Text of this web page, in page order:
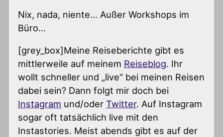
Nix, nada, niente… Außer Workshops im
Büro…
[grey_box]Meine Reiseberichte gibt es
mittlerweile auf meinem Reiseblog. Ihr
wollt schneller und „live“ bei meinen Reisen
dabei sein? Dann folgt mir doch bei
Instagram und/oderTwitter. Auf Instagram
sogar oft tatsächlich live mit den
Instastories. Meist abends gibt es auf der